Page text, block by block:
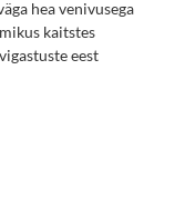
hea venivusega
kaitstes
eest